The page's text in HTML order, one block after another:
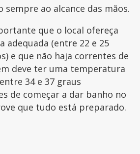
sempre ao alcance das mãos.
que o local ofereça
adequada (entre 22 e 25
e que não haja correntes de
deve ter uma temperatura
34 e 37 graus
de começar a dar banho no
que tudo está preparado.